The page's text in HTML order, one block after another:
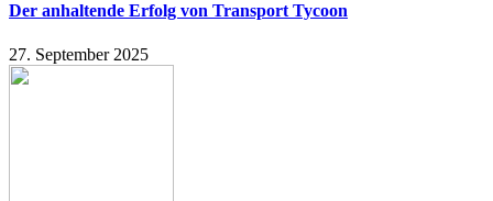
Der anhaltende Erfolg von Transport Tycoon
27. September 2025